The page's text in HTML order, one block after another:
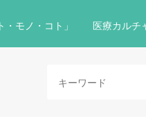
・モノ・コト」 医療カルチ